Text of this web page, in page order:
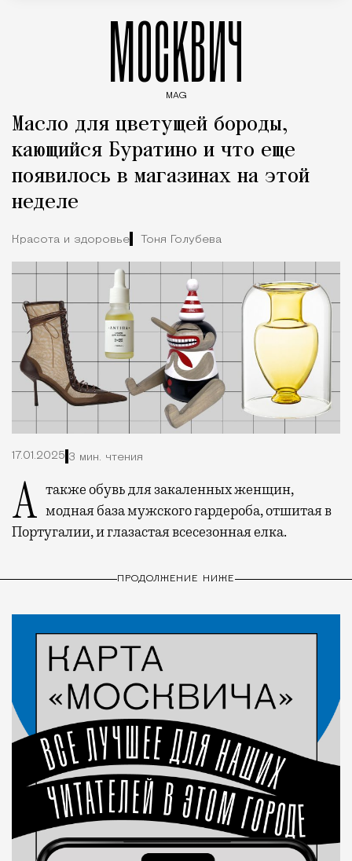
МОСКВИЧ
MAG
Масло для цветущей бороды,
кающийся Буратино и что еще
появилось в магазинах на этой
неделе
Красота и здоровье Тоня Голубева
17.01.2025 3 мин. чтения
А также обувь для закаленных женщин, модная база мужского гардероба, отшитая в
Португалии, и глазастая всесезонная елка.
ПРОДОЛЖЕНИЕ НИЖЕ